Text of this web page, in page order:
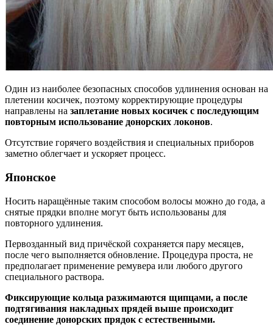
Один из наиболее безопасных способов удлинения основан на
плетении косичек, поэтому корректирующие процедуры
направлены на заплетание новых косичек с последующим
повторным использование донорских локонов.
Отсутствие горячего воздействия и специальных приборов
заметно облегчает и ускоряет процесс.
Японское
Носить наращённые таким способом волосы можно до года, а
снятые прядки вполне могут быть использованы для
повторного удлинения.
Первозданный вид причёской сохраняется пару месяцев,
после чего выполняется обновление. Процедура проста, не
предполагает применение ремувера или любого другого
специального раствора.
Фиксирующие кольца разжимаются щипцами, а после
подтягивания накладных прядей выше происходит
соединение донорских прядок с естественными.